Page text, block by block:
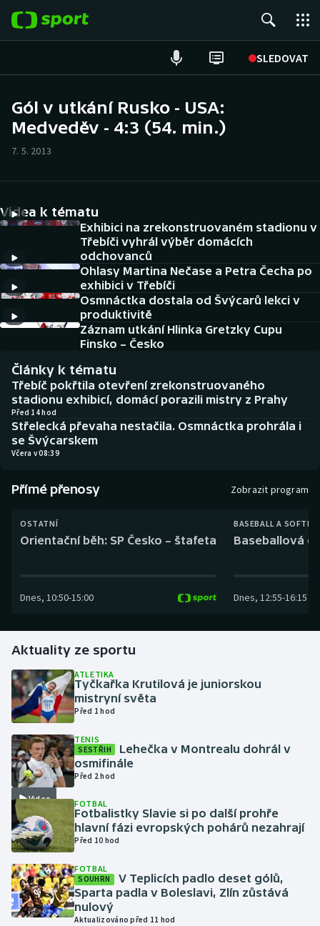
SLEDOVAT
Hokej
Cyklistika
DALŠÍ SPORTY
Americký fotbal
Baseball a softbal
Basketbal
Biatlon
Boby a skeleton
Dostihy
Futsal
Gymnastika
Házená
Jezdectví
Judo
Krasobruslení
Lezení
Lyže a snowboard
Moderní pětiboj
NEPŘEHLÉDNĚTE
Soutěže
Historické návraty
Aplikace ČT sport
AZ kvíz
Gól v utkání Rusko - USA:
Medveděv - 4:3 (54. min.)
7. 5. 2013
Videa k tématu
Exhibici na zrekonstruovaném stadionu v
Třebíči vyhrál výběr domácích
odchovanců
Ohlasy Martina Nečase a Petra Čecha po
exhibici v Třebíči
Osmnáctka dostala od Švýcarů lekci v
produktivitě
Záznam utkání Hlinka Gretzky Cupu
Finsko – Česko
Články k tématu
Třebíč pokřtila otevření zrekonstruovaného
stadionu exhibicí, domácí porazili mistry z Prahy
Před 14 hod
Střelecká převaha nestačila. Osmnáctka prohrála i
se Švýcarskem
Včera v 08:39
Přímé přenosy Zobrazit program
OSTATNÍ
Orientační běh: SP Česko – štafeta
Dnes, 10:50-15:00
BASEBALL A
Baseballová
Dnes, 12:55-16:15
Aktuality ze sportu
ATLETIKA
Tyčkařka Krutilová je juniorskou
mistryní světa
Před 1 hod
Video
TENIS
SESTŘIH
Lehečka v Montrealu dohrál v
osmifinále
Před 2 hod
FOTBAL
Fotbalistky Slavie si po další prohře
hlavní fázi evropských pohárů nezahrají
Před 10 hod
FOTBAL
SOUHRN
V Teplicích padlo deset gólů,
Sparta padla v Boleslavi, Zlín zůstává
nulový
Aktualizováno před 11 hod